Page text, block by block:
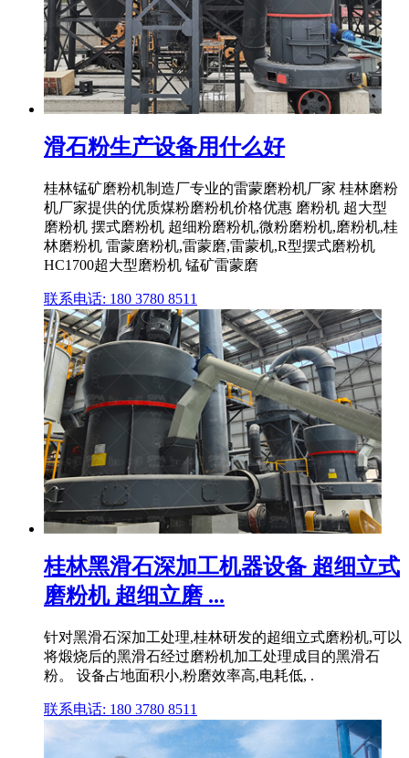
滑石粉生产设备用什么好
桂林锰矿磨粉机制造厂专业的雷蒙磨粉机厂家 桂林磨粉
机厂家提供的优质煤粉磨粉机价格优惠 磨粉机 超大型
磨粉机 摆式磨粉机 超细粉磨粉机,微粉磨粉机,磨粉机,桂
林磨粉机 雷蒙磨粉机,雷蒙磨,雷蒙机,R型摆式磨粉机
HC1700超大型磨粉机 锰矿雷蒙磨
联系电话: 180 3780 8511
桂林黑滑石深加工机器设备 超细立式
磨粉机 超细立磨 ...
针对黑滑石深加工处理,桂林研发的超细立式磨粉机,可以
将煅烧后的黑滑石经过磨粉机加工处理成目的黑滑石
粉。 设备占地面积小,粉磨效率高,电耗低, .
联系电话: 180 3780 8511